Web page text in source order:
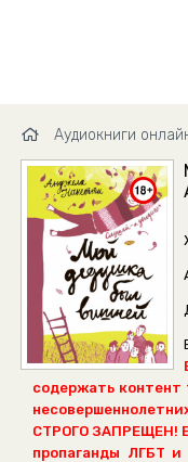
Аудиокниги
содержать контент
СТРОГО ЗАПРЕЩЕН!
пропаганды ЛГБТ и